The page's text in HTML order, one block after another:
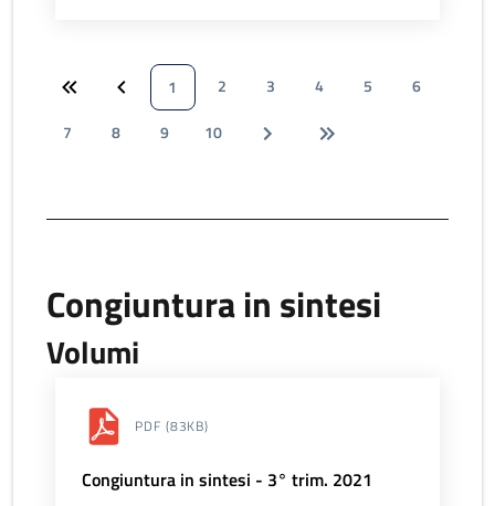
1 2 3 4 5
6
7
8 9 10
Congiuntura in sintesi
Volumi
PDF (83KB)
Congiuntura in sintesi - 3° trim. 2021